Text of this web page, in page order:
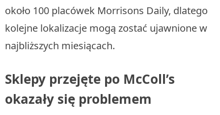
około 100 placówek Morrisons Daily, dlatego
kolejne lokalizacje mogą zostać ujawnione w
najbliższych miesiącach.
Sklepy przejęte po McColl’s
okazały się problemem